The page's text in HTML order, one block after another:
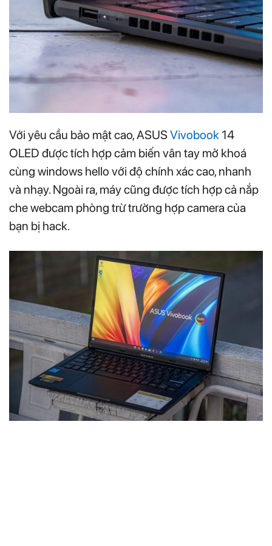
Với yêu cầu bảo mật cao, ASUS Vivobook 14
OLED được tích hợp cảm biến vân tay mở khoá
cùng windows hello với độ chính xác cao, nhanh
và nhạy. Ngoài ra, máy cũng được tích hợp cả nắp
che webcam phòng trừ trường hợp camera của
bạn bị hack.